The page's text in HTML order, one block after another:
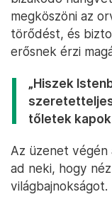
megköszöni az
törődést, és
erősnek érzi
„Hiszek
tőletek kapok
Az üzenet végén
ad neki, hogy
világbajnokságot.